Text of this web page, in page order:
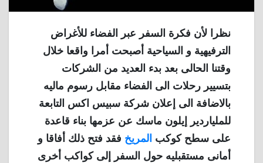
نظرا لأن فكرة السفر عبر الفضاء للأغراض
الترفيهية و السياحية أصبحت أمرا واقعا خلال
وقتنا الحالى بعد بدء العديد من الشركات
بتسيير رحلات الى الفضاء مقابل رسوم ماليه
بالاضافة الى إعلان شركة سبيس اكس التابعة
للملياردير إيلون ماسك عن عزمها بناء قاعدة
على سطح كوكب المريخ فقد فتح ذلك أفاقا و
أمانى مستقبليه حول السفر إلى كواكب أخرى